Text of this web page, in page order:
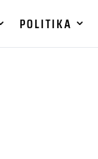
POLITIKA